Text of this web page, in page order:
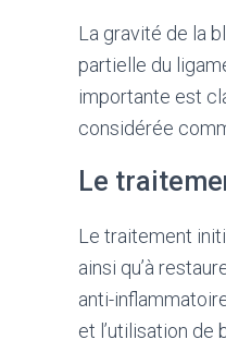
La gravité de la
partielle du
importante est
considérée
Le
Le traitement
ainsi qu’à
anti-
et l’utilisation de